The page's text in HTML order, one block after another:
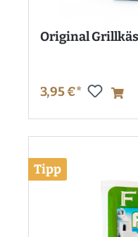
Original
3,95 €*
Tipp